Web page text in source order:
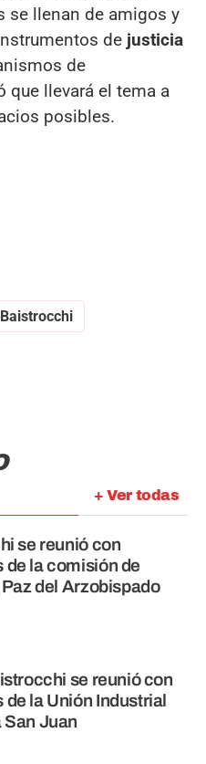
se llenan de amigos y
de justicia
de
que llevará el tema a
posibles.
+ Ver todas
se reunió con
de la comisión de
del Arzobispado
se reunió con
la Unión Industrial
Juan